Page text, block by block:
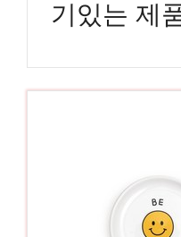
기있는 제